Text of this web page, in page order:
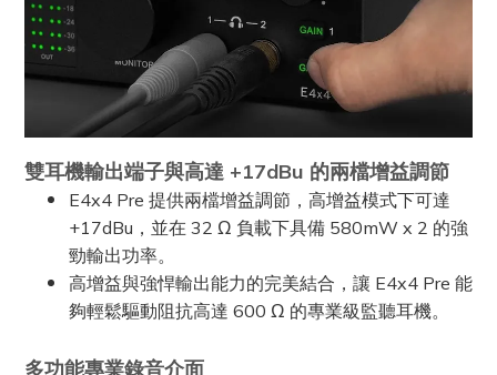
雙耳機輸出端子與高達 +17dBu 的兩檔增益調節
E4x4 Pre 提供兩檔增益調節，高增益模式下可達
+17dBu，並在 32 Ω 負載下具備 580mW x 2 的強
勁輸出功率。
高增益與強悍輸出能力的完美結合，讓 E4x4 Pre 能
夠輕鬆驅動阻抗高達 600 Ω 的專業級監聽耳機。
多功能專業錄音介面